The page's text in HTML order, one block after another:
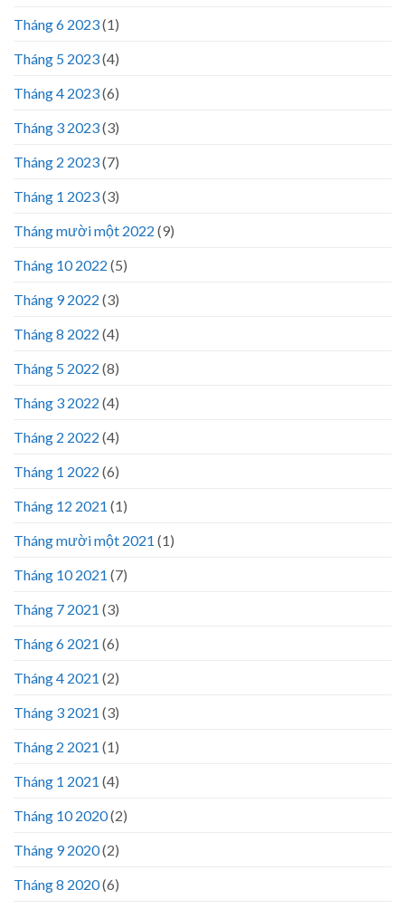
Tháng 6 2023(1)
Tháng 5 2023(4)
Tháng 4 2023(6)
Tháng 3 2023(3)
Tháng 2 2023(7)
Tháng 1 2023(3)
Tháng mười một 2022 (9)
Tháng 10 2022 (5)
Tháng 9 2022 (3)
Tháng 8 2022 (4)
Tháng 5 2022 (8)
Tháng 3 2022 (4)
Tháng 2 2022 (4)
Tháng 1 2022 (6)
Tháng 12 2021 (1)
Tháng mười một 2021 (1)
Tháng 10 2021 (7)
Tháng 7 2021 (3)
Tháng 6 2021 (6)
Tháng 4 2021 (2)
Tháng 3 2021 (3)
Tháng 2 2021 (1)
Tháng 1 2021 (4)
Tháng 10 2020(2)
Tháng 9 2020(2)
Tháng 8 2020(6)